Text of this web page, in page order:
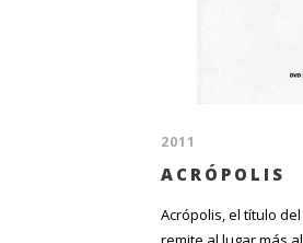
2011
ACRÓPOLIS
Acrópolis, el título